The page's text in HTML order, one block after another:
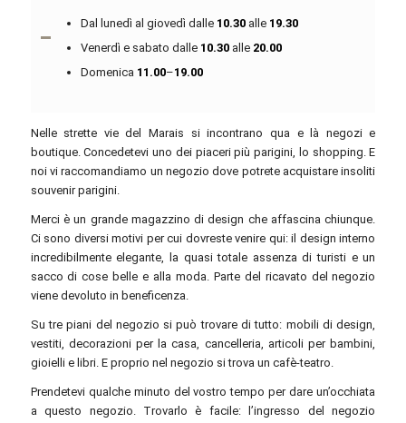
Dal lunedì al giovedì dalle 10.30alle19.30
Venerdì e sabato dalle 10.30alle 20.00
Domenica 11.00–19.00
Nelle strette vie del Marais si incontrano qua e là negozi e
boutique. Concedetevi uno dei piaceri più parigini, lo shopping. E
noi vi raccomandiamo un negozio dove potrete acquistare insoliti
souvenir parigini.
Merci è un grande magazzino di design che affascina chiunque.
Ci sono diversi motivi per cui dovreste venire qui: il design interno
incredibilmente elegante, la quasi totale assenza di turisti e un
sacco di cose belle e alla moda. Parte del ricavato del negozio
viene devoluto in beneficenza.
Su tre piani del negozio si può trovare di tutto: mobili di design,
vestiti, decorazioni per la casa, cancelleria, articoli per bambini,
gioielli e libri. E proprio nel negozio si trova un cafè-teatro.
Prendetevi qualche minuto del vostro tempo per dare un’occhiata
a questo negozio. Trovarlo è facile: l’ingresso del negozio